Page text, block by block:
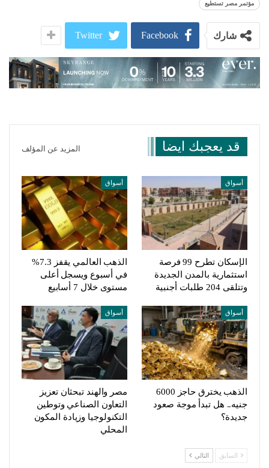
مؤتمر مصر تستطيع
شارك Facebook
Twitter
قد يعجبك ايضا المزيد عن المؤلف
أسواق
الإسكان تطرح 99 فرصة
استثمارية بالمدن الجديدة
وتتلقى 204 طلبات أجنبية
أسواق
الذهب العالمي يقفز 7.3%
في أسبوع ويسجل أعلى
مستوى خلال 7 أسابيع
أسواق
الذهب يخترق حاجز 6000
جنيه.. هل تبدأ موجة صعود
جديدة؟
أسواق
مصر والهند تبحثان تعزيز
التعاون الصناعي وتوطين
التكنولوجيا وزيادة المكون
المحلي
السابق التالي